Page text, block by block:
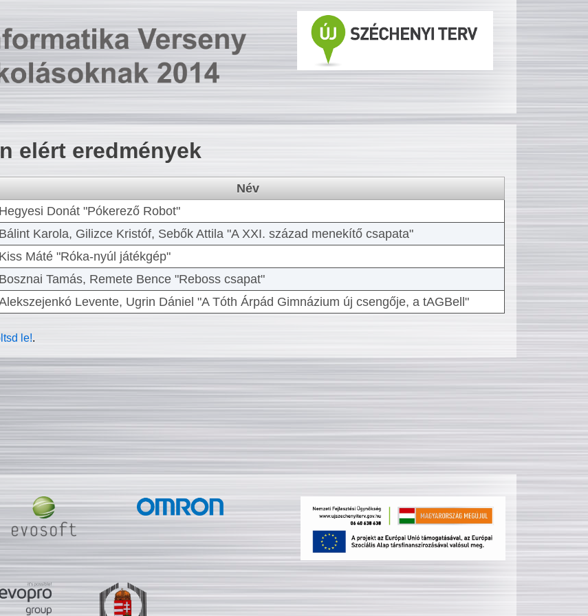
elért eredmények
Név
Hegyesi Donát "Pókerező Robot"
Bálint Karola, Gilizce Kristóf, Sebők Attila "A XXI. század menekítő csapata"
Kiss Máté "Róka-nyúl játékgép"
Bosznai Tamás, Remete Bence "Reboss csapat"
Levente, Ugrin Dániel "A Tóth Árpád Gimnázium új csengője, a tAGBell"
le!.